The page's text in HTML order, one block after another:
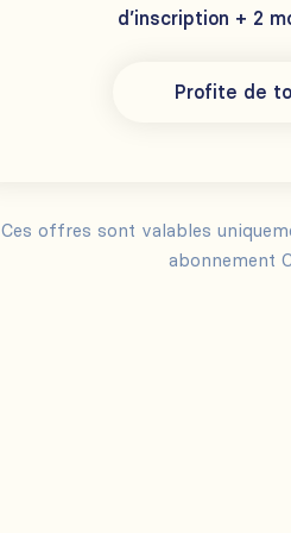
d’inscription + 2
Profite de
Ces offres sont valables
abonnement